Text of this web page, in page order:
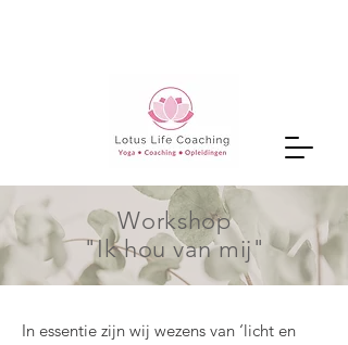
Workshop
"Ik hou van mij"
In essentie zijn wij wezens van ‘licht en